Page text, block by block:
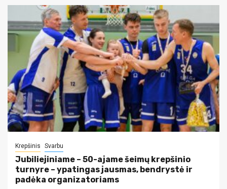
Krepšinis Svarbu
Jubiliejiniame – 50-ajame šeimų krepšinio
turnyre – ypatingas jausmas, bendrystė ir
padėka organizatoriams